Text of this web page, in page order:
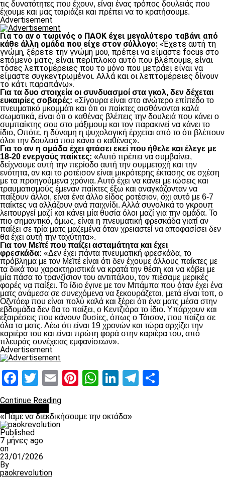
τις δυνατότητες που έχουν, είναι ένας τρόπος δουλειάς που
έχουμε και μας ταιριάζει και πρέπει να το κρατήσουμε.
Advertisement
Για το αν ο τωρινός ο ΠΑΟΚ έχει μεγαλύτερο ταβάνι από
κάθε άλλη ομάδα που είχε στον σύλλογο: «Έχετε αυτή τη
γνώμη, ξέρετε την γνώμη μου, πρέπει να είμαστε focus στο
επόμενο ματς, είναι περίπλοκο αυτό που βλέπουμε, είναι
τόσες λεπτομέρειες που το μόνο που μετράει είναι να
είμαστε συγκεντρωμένοι. Αλλά και οι λεπτομέρειες δίνουν
το κάτι παραπάνω».
Για τα δυο στοιχεία οι συνδυασμοί στα γκολ, δεν δέχεται
ευκαιρίες σοβαρές: «Σίγουρα είναι στο ανώτερο επίπεδο το
πνευματικό μκομμάτι και ότι οι παίκτες αισθάνονται καλά
σωματικά, είναι ότι ο καθένας βλέπεις την δουλειά που κάνει ο
συμπαίκτης σου στο μάξιμουμ και τον παρακινεί να κάνει το
ίδιο, Οπότε, η δύναμη η ψυχολογική έρχεται από το ότι βλέπουν
όλοι την δουλειά που κάνει ο καθένας».
Για το αν η ομάδα έχει φτάσει εκεί που ήθελε και έλεγε με
18-20 ενεργούς παίκτες: «Αυτό πρέπει να συμβαίνει,
δείχνουμε αυτή την περίοδο αυτή την συμμετοχή και την
ενότητα, αν και το ροτέισον είναι μικρότερης έκτασης σε σχέση
με τα προηγούμενα χρόνια. Αυτό έχει να κάνει με ιώσεις και
τραυματισμούς έμεναν παίκτες έξω και αναγκάζονταν να
παίξουν άλλοι, είναι ένα άλλο είδος ροτέσιον, όχι αυτό με 6-7
παίκτες να αλλάζουν ανά παιχνίδι. Αλλά συνολικά το γκρουπ
λειτουργεί μαζί και κάνει μία θυσία όλοι μαζί για την ομάδα. Το
πιο σημαντικό, όμως, είναι η πνευματική φρεσκάδα γιατί αν
παίξει σε τρία ματς μαζεμένα όταν χρειαστεί να αποφασίσει δεν
θα έχει αυτή την ταχύτητα».
Για τον Μεϊτέ που παίζει ασταμάτητα και έχει
φρεσκάδα: «Δεν έχει πάντα πνευματική φρεσκάδα, το
πρόβλημα με τον Μεϊτέ είναι ότι δεν έχουμε άλλους παίκτες με
τα δικά του χαρακτηριστικά να κρατά την θέση και να κόβει με
μία πάσα το τρανζίσιον του αντιπάλου, τον πιέσαμε μερικές
φορές να παίξει. Το ίδιο έγινε με τον Μπάμπα που όταν έχει ένα
ματς ανάμεσα σε συνεχόμενα να ξεκουράζεται, μετά είναι τοπ, ο
Οζντόεφ που είναι πολύ καλά και ξέρει ότι ένα ματς μέσα στην
εβδομάδα δεν θα το παίξει, ο Κεντζιόρα το ίδιο. Υπάρχουν και
εξαιρέσεις που κάνουν θυσίες, όπως ο Τάισον, που παίζει σε
όλα τα ματς. Λέω ότι είναι 19 χρονών και τώρα αρχίζει την
καριέρα του και είναι πρώτη φορά στην καριέρα του, από
πλευράς συνέχειας εμφανίσεων».
Advertisement
Facebook
Twitter
EmailPinterest
WhatsApp
LinkedIn
Telegram
Continue Reading
«Πάμε να διεκδικήσουμε την οκτάδα»
Published
7 μήνες ago
on
23/01/2026
By
paokrevolution